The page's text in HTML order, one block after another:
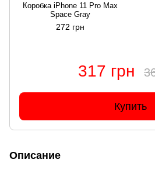
Коробка iPhone 11 Pro Max
Space Gray
272 грн
317 грн
Купить
Описание